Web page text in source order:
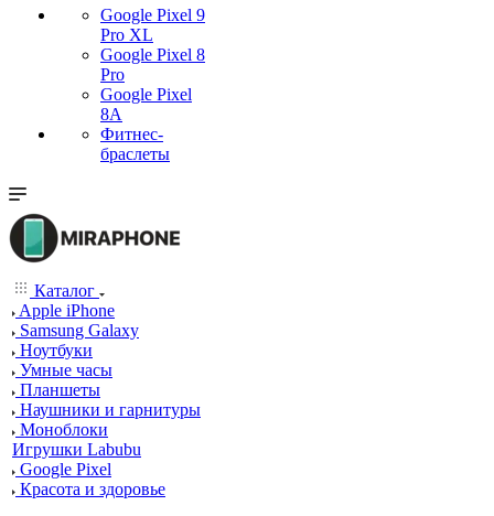
Google Pixel 9
Pro XL
Google Pixel 8
Pro
Google Pixel
8A
Фитнес-
браслеты
Каталог
Apple iPhone
Samsung Galaxy
Ноутбуки
Умные часы
Планшеты
Наушники и гарнитуры
Моноблоки
Игрушки Labubu
Google Pixel
Красота и здоровье